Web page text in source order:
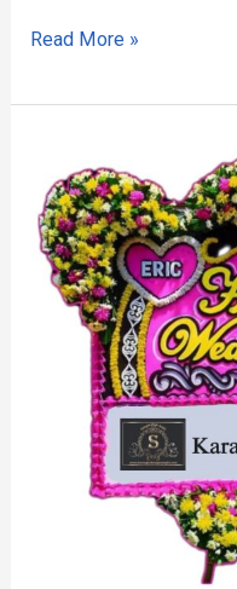
Read More »
Bunga
Haurwangi
Cianjur